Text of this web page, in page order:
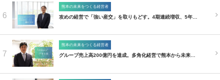
6
熊本の未来をつくる経営者
攻めの経営で「強い産交」を取りもどす。4期連続増収、5年…
7
熊本の未来をつくる経営者
グループ売上高200億円を達成。多角化経営で熊本から未来…